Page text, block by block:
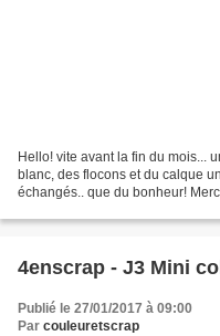
Hello! vite avant la fin du mois...
blanc, des flocons et du calque
échangés.. que du bonheur!
4enscrap - J3 Mini
Publié le 27/01/2017 à 09:00
Par couleuretscrap